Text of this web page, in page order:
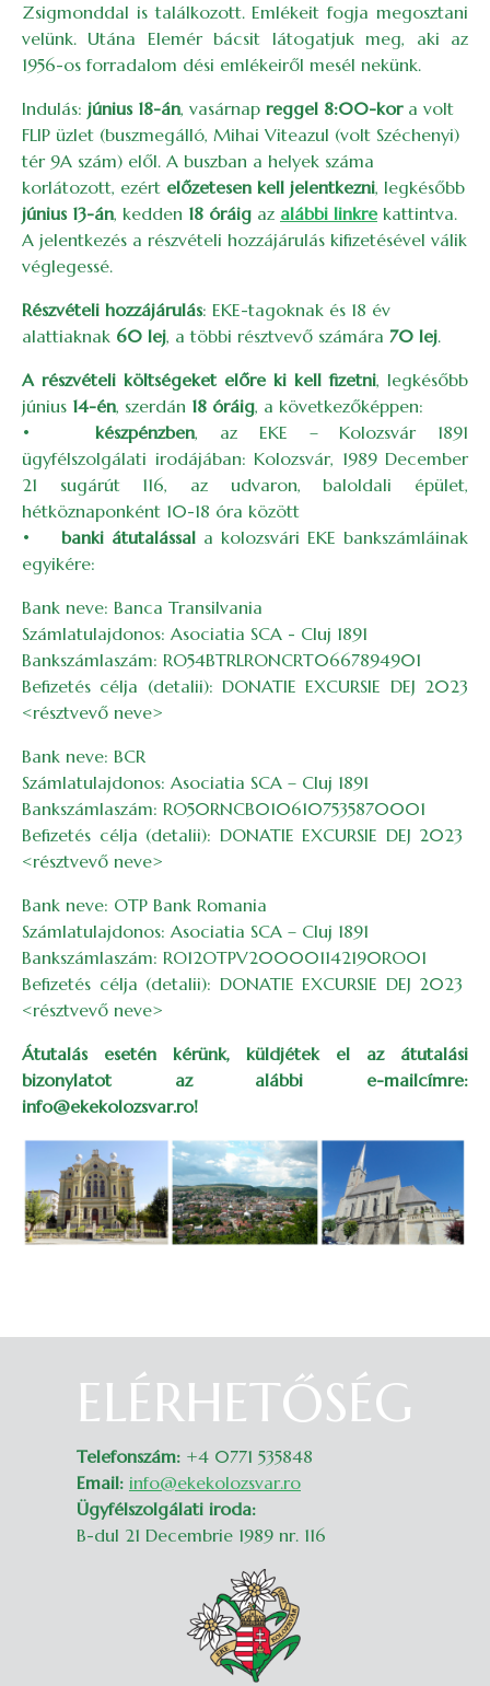
Zsigmonddal is találkozott. Emlékeit fogja megosztani
velünk. Utána Elemér bácsit látogatjuk meg, aki az
1956-os forradalom dési emlékeiről mesél nekünk.
Indulás: június 18-án, vasárnap reggel 8:00-kora volt
FLIP üzlet (buszmegálló, Mihai Viteazul (volt Széchenyi)
tér 9A szám) elől. A buszban a helyek száma
korlátozott, ezért előzetesen kell jelentkezni, legkésőbb
június 13-án, kedden 18 óráig az alábbi linkre kattintva.
A jelentkezés a részvételi hozzájárulás kifizetésével válik
véglegessé.
Részvételi hozzájárulás: EKE-tagoknak és 18 év
alattiaknak 60 lej, a többi résztvevő számára 70 lej.
A részvételi költségeket előre ki kell fizetni, legkésőbb
június 14-én, szerdán 18 óráig, a következőképpen:
•készpénzben, az EKE – Kolozsvár 1891
ügyfélszolgálati irodájában: Kolozsvár, 1989 December
21 sugárút 116, az udvaron, baloldali épület,
hétköznaponként 10-18 óra között
• banki átutalással a kolozsvári EKE bankszámláinak
egyikére:
Bank neve: Banca Transilvania
Számlatulajdonos: Asociatia SCA - Cluj 1891
Bankszámlaszám: RO54BTRLRONCRT0667894901
Befizetés célja (detalii): DONATIE EXCURSIE DEJ 2023
<résztvevő neve>
Bank neve: BCR
Számlatulajdonos: Asociatia SCA – Cluj 1891
Bankszámlaszám: RO50RNCB0106107535870001
Befizetés célja (detalii): DONATIE EXCURSIE DEJ 2023
<résztvevő neve>
Bank neve: OTP Bank Romania
Számlatulajdonos: Asociatia SCA – Cluj 1891
Bankszámlaszám: RO12OTPV200001142190RO01
Befizetés célja (detalii): DONATIE EXCURSIE DEJ 2023
<résztvevő neve>
Átutalás esetén kérünk, küldjétek el az átutalási
bizonylatot az alábbi e-mailcímre:
info@ekekolozsvar.ro!
ELÉRHETŐSÉG
Telefonszám: +4 0771 535848
Email: info@ekekolozsvar.ro
Ügyfélszolgálati iroda:
B-dul 21 Decembrie 1989 nr. 116